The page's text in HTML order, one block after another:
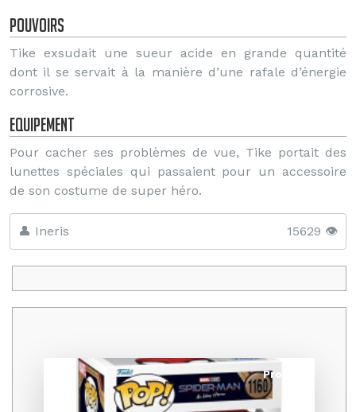
Pouvoirs
Tike exsudait une sueur acide en grande quantité
dont il se servait à la manière d’une rafale d’énergie
corrosive.
Equipement
Pour cacher ses problèmes de vue, Tike portait des
lunettes spéciales qui passaient pour un accessoire
de son costume de super héro.
👤 Ineris 15629 👁️
Promo